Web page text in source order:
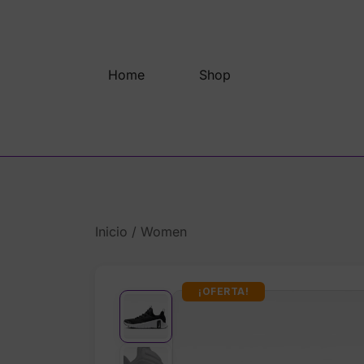
Home
Shop
Inicio / Women
¡OFERTA!